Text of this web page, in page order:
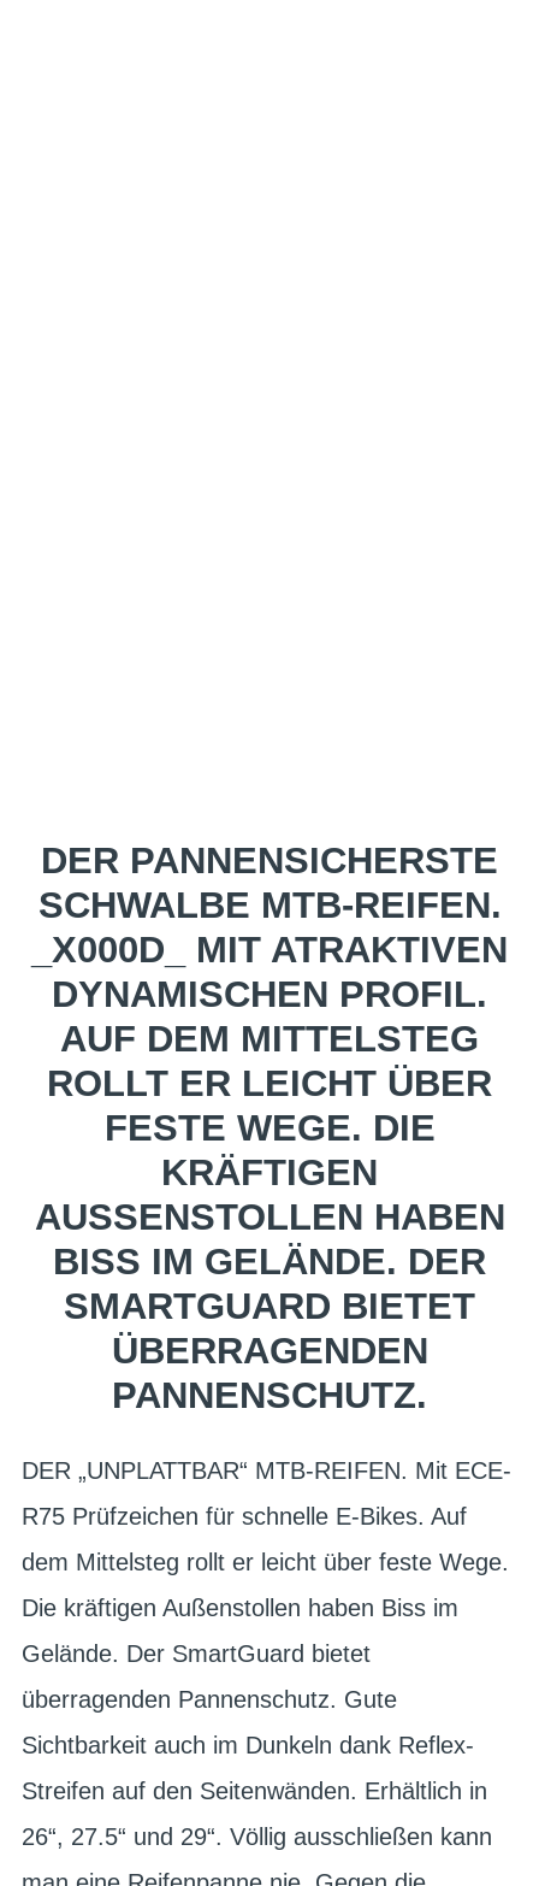
DER PANNENSICHERSTE
SCHWALBE MTB-REIFEN.
_X000D_ MIT ATRAKTIVEN
DYNAMISCHEN PROFIL.
AUF DEM MITTELSTEG
ROLLT ER LEICHT ÜBER
FESTE WEGE. DIE
KRÄFTIGEN
AUSSENSTOLLEN HABEN B
ISS IM GELÄNDE. DER S
MARTGUARD BIETET Ü
BERRAGENDEN P
ANNENSCHUTZ.
DER „UNPLATTBAR“ MTB-REIFEN. Mit ECE-
R75 Prüfzeichen für schnelle E-Bikes. Auf
dem Mittelsteg rollt er leicht über feste Wege.
Die kräftigen Außenstollen haben Biss im
Gelände. Der SmartGuard bietet
überragenden Pannenschutz. Gute
Sichtbarkeit auch im Dunkeln dank Reflex-
Streifen auf den Seitenwänden. Erhältlich in
26“, 27.5“ und 29“. Völlig ausschließen kann